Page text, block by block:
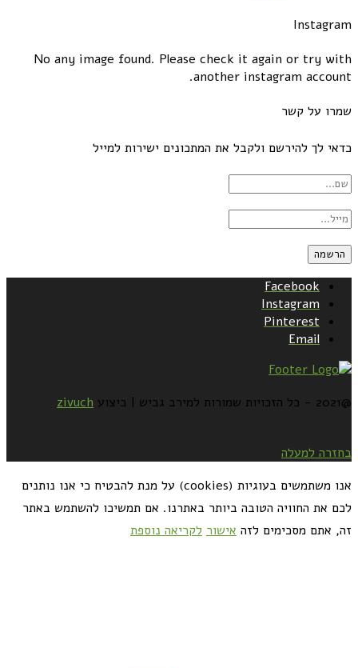
Instagram
No any image found. Please check it again or try with
another instagram account.
שמרו על קשר
כדאי לך להירשם ולקבל את המתכונים ישירות למייל
Facebook
Instagram
Pinterest
Email
@2021 - כל הזכויות שמורות למירב גביש | ביצוע zivuch
בחזרה למעלה
אנו משתמשים בעוגיות (cookies) על מנת להבטיח כי אנו נותנים
לכם את החוויה הטובה ביותר באתרנו. אם תמשיכו להשתמש באתר
זה, אתם מסכימים לזה אישור לקריאה נוספת